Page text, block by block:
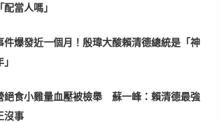
當人嗎」
件爆發近一個月！殷瑋大酸賴清德總統是「神
絕食小雞量血壓被檢舉 蘇一峰：賴清德最強
沒事